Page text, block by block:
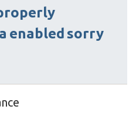
enabled sorry